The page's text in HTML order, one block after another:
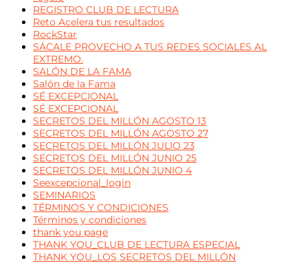
REGISTRO CLUB DE LECTURA
Reto Acelera tus resultados
RockStar
SÁCALE PROVECHO A TUS REDES SOCIALES AL
EXTREMO.
SALÓN DE LA FAMA
Salón de la Fama
SÉ EXCEPCIONAL
SÉ EXCEPCIONAL
SECRETOS DEL MILLÓN AGOSTO 13
SECRETOS DEL MILLÓN AGOSTO 27
SECRETOS DEL MILLÓN JULIO 23
SECRETOS DEL MILLÓN JUNIO 25
SECRETOS DEL MILLÓN JUNIO 4
Seexcepcional_login
SEMINARIOS
TÉRMINOS Y CONDICIONES
Términos y condiciones
thank you page
THANK YOU_CLUB DE LECTURA ESPECIAL
THANK YOU_LOS SECRETOS DEL MILLÓN